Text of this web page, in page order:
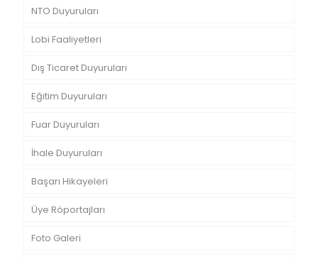
NTO Duyuruları
Lobi Faaliyetleri
Dış Ticaret Duyuruları
Eğitim Duyuruları
Fuar Duyuruları
İhale Duyuruları
Başarı Hikayeleri
Üye Röportajları
Foto Galeri